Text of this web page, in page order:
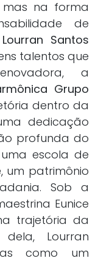
na forma
de
Lourran Santos
talentos que
a
Grupo
dentro da
dedicação
profunda do
escola de
um patrimônio
Sob a
Eunice
trajetória da
Lourran
como um